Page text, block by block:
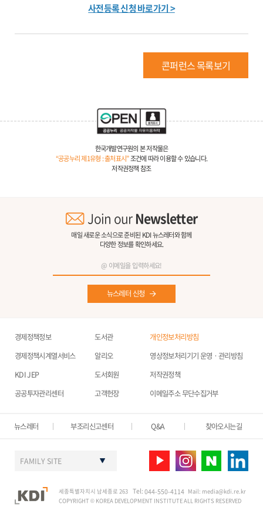
사전등록 신청 바로가기 >
콘퍼런스 목록보기
한국개발연구원의 본 저작물은
“공공누리 제1유형 : 출처표시”조건에 따라 이용할 수 있습니다.
저작권정책 참조
Join ourNewsletter
매일 새로운 소식으로 준비된 KDI 뉴스레터와 함께
다양한 정보를 확인하세요.
뉴스레터 신청
경제정책정보
경제정책시계열서비스
KDI JEP
공공투자관리센터
도서관
알리오
도서회원
고객헌장
개인정보처리방침
영상정보처리기기 운영ㆍ관리방침
저작권정책
이메일주소 무단수집거부
뉴스레터 부조리신고센터 Q&A 찾아오시는길
세종특별자치시 남세종로 263 Tel: 044-550-4114 Mail: media@kdi.re.kr
COPYRIGHT © KOREA DEVELOPMENT INSTITUTE ALL RIGHTS RESERVED
FAMILY SITE